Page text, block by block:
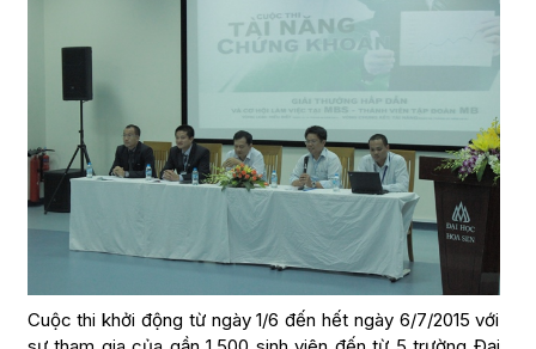
Cuộc thi khởi động từ ngày 1/6 đến hết ngày 6/7/2015 với